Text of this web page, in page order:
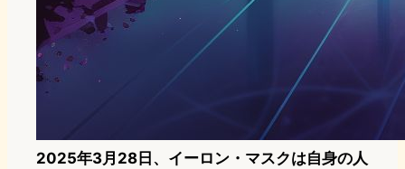
2025年3月28日、イーロン・マスクは自身の人